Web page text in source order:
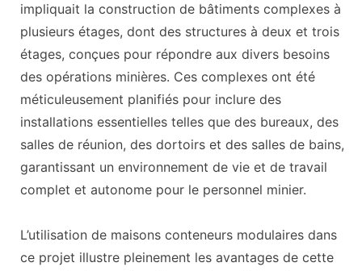
impliquait la construction de bâtiments complexes à
plusieurs étages, dont des structures à deux et trois
étages, conçues pour répondre aux divers besoins
des opérations minières. Ces complexes ont été
méticuleusement planifiés pour inclure des
installations essentielles telles que des bureaux, des
salles de réunion, des dortoirs et des salles de bains,
garantissant un environnement de vie et de travail
complet et autonome pour le personnel minier.
L’utilisation de maisons conteneurs modulaires dans
ce projet illustre pleinement les avantages de cette